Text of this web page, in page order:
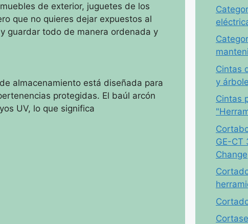
de exterior, juguetes de los
que no quieres dejar expuestos al
guardar todo de manera ordenada y
almacenamiento está diseñada para
protegidas. El baúl arcón
UV, lo que significa
Cintas
y
Cintas
GE-CT
Change